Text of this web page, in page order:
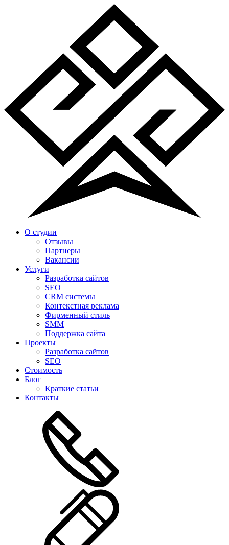
О студии
Отзывы
Партнеры
Вакансии
Услуги
Разработка сайтов
SEO
CRM системы
Контекстная реклама
Фирменный стиль
SMM
Поддержка сайта
Проекты
Разработка сайтов
SEO
Стоимость
Блог
Краткие статьи
Контакты